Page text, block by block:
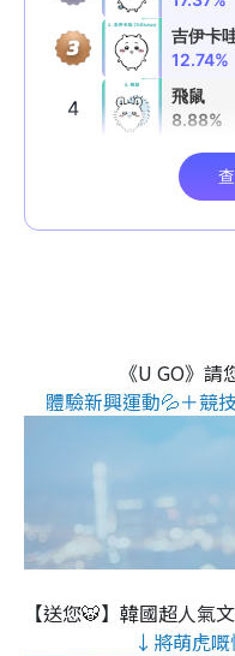
《U GO》請
體驗新興運動💦＋競
【送您🐯】韓國超人氣
↓將萌虎